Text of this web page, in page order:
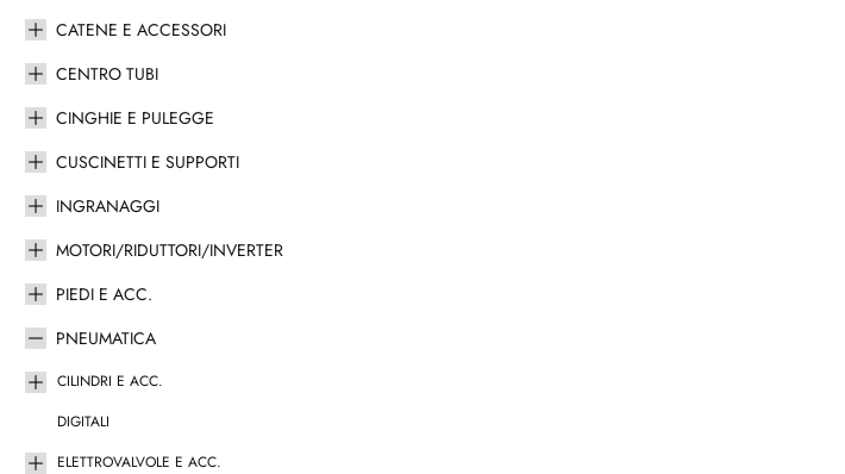
CATENE E ACCESSORI
CENTRO TUBI
CINGHIE E PULEGGE
CUSCINETTI E SUPPORTI
INGRANAGGI
MOTORI/RIDUTTORI/INVERTER
PIEDI E ACC.
PNEUMATICA
CILINDRI E ACC.
DIGITALI
ELETTROVALVOLE E ACC.